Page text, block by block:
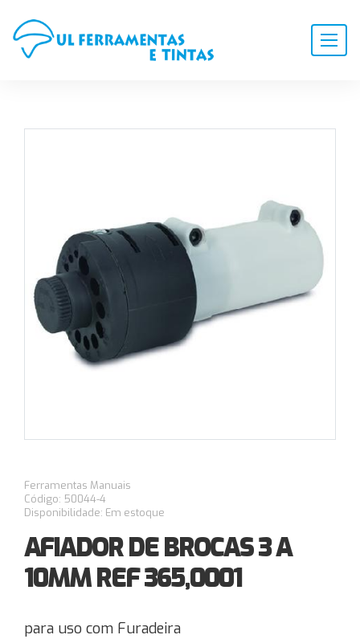
Ferramentas Manuais
Código: 50044-4
Disponibilidade: Em estoque
AFIADOR DE BROCAS 3 A
10MM REF 365,0001
para uso com Furadeira